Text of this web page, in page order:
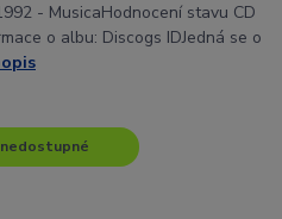
- MusicaHodnocení stavu CD
o albu: Discogs IDJedná se o
nedostupné